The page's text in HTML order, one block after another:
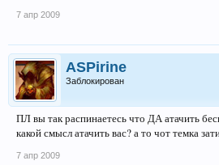
7 апр 2009
ASPirine
Заблокирован
ПЛ вы так распинаетесь что ДА атачить
какой смысл атачить вас? а то чот темка
7 апр 2009